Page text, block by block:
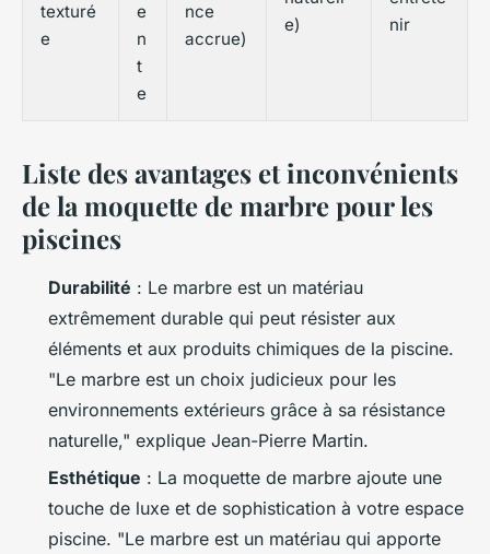
texturé
e
e
n
t
e
nce
accrue)
e)
nir
Liste des avantages et inconvénients
de la moquette de marbre pour les
piscines
Durabilité : Le marbre est un matériau
extrêmement durable qui peut résister aux
éléments et aux produits chimiques de la piscine.
"Le marbre est un choix judicieux pour les
environnements extérieurs grâce à sa résistance
naturelle," explique Jean-Pierre Martin.
Esthétique : La moquette de marbre ajoute une
touche de luxe et de sophistication à votre espace
piscine. "Le marbre est un matériau qui apporte